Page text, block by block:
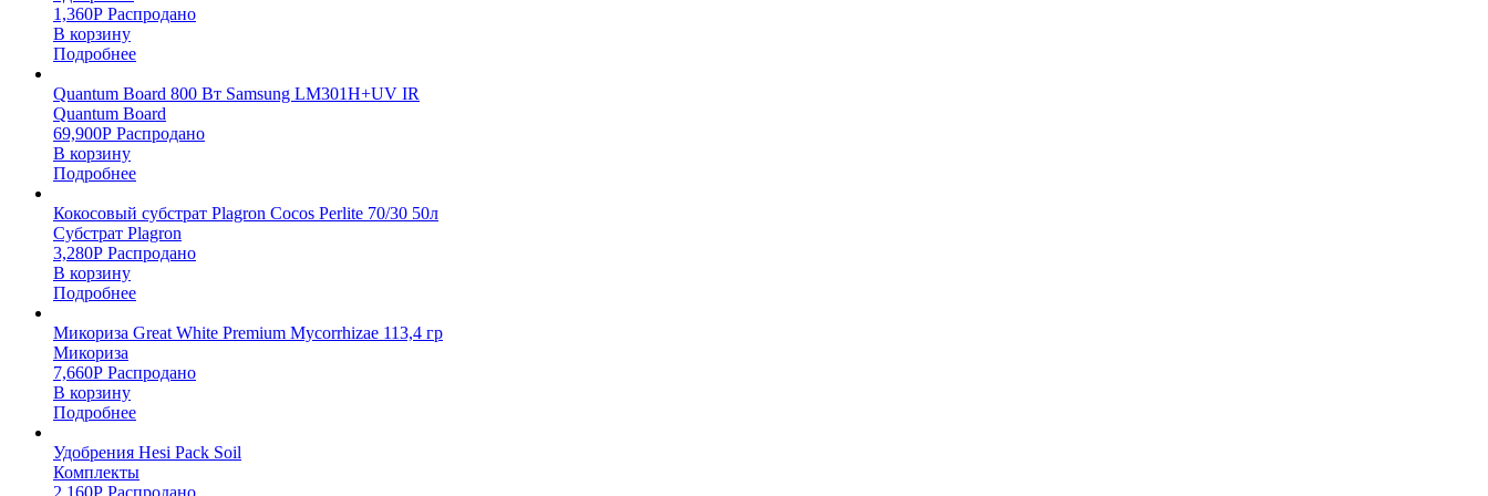
1,360Р Распродано
В корзину
Подробнее
Quantum Board 800 Вт Samsung LM301H+UV IR
Quantum Board
69,900Р Распродано
В корзину
Подробнее
Кокосовый субстрат Plagron Cocos Perlite 70/30 50л
Субстрат Plagron
3,280Р Распродано
В корзину
Подробнее
Микориза Great White Premium Mycorrhizae 113,4 гр
Микориза
7,660Р Распродано
В корзину
Подробнее
Удобрения Hesi Pack Soil
Комплекты
2,160Р Распродано